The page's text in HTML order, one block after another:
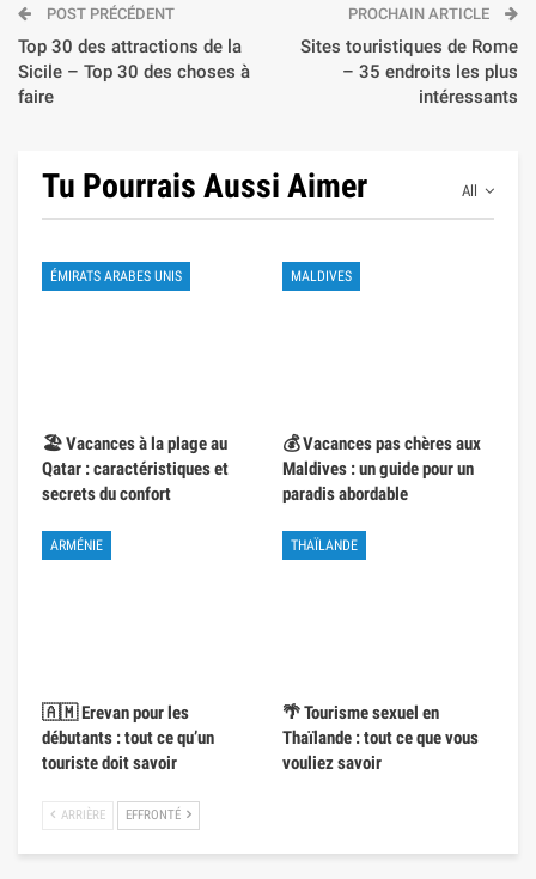
POST PRÉCÉDENT
Top 30 des attractions de la
Sicile – Top 30 des choses à
faire
PROCHAIN ARTICLE
Sites touristiques de Rome
– 35 endroits les plus
intéressants
All
Tu Pourrais Aussi Aimer
ÉMIRATS ARABES UNIS
🏖️ Vacances à la plage au
Qatar : caractéristiques et
secrets du confort
MALDIVES
💰 Vacances pas chères aux
Maldives : un guide pour un
paradis abordable
ARMÉNIE
🇦🇲 Erevan pour les
débutants : tout ce qu’un
touriste doit savoir
THAÏLANDE
🌴 Tourisme sexuel en
Thaïlande : tout ce que vous
vouliez savoir
ARRIÈRE EFFRONTÉ